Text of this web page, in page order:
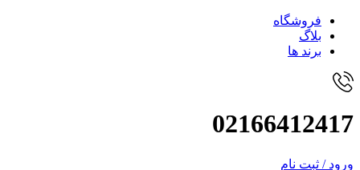
فروشگاه
بلاگ
برند ها
02166412417
ورود / ثبت نام